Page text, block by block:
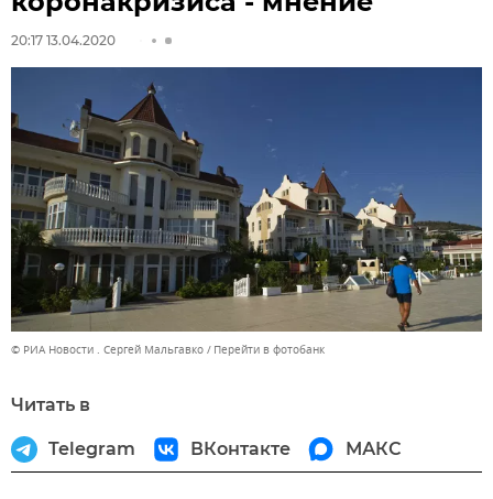
20:17 13.04.2020
© РИА Новости . Сергей Мальгавко Перейти в фотобанк
Читать в
Telegram ВКонтакте МАКС